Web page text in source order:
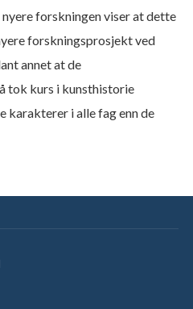
nyere forskningen viser at dette
forskningsprosjekt ved
annet at de
tok kurs i kunsthistorie
karakterer i alle fag enn de